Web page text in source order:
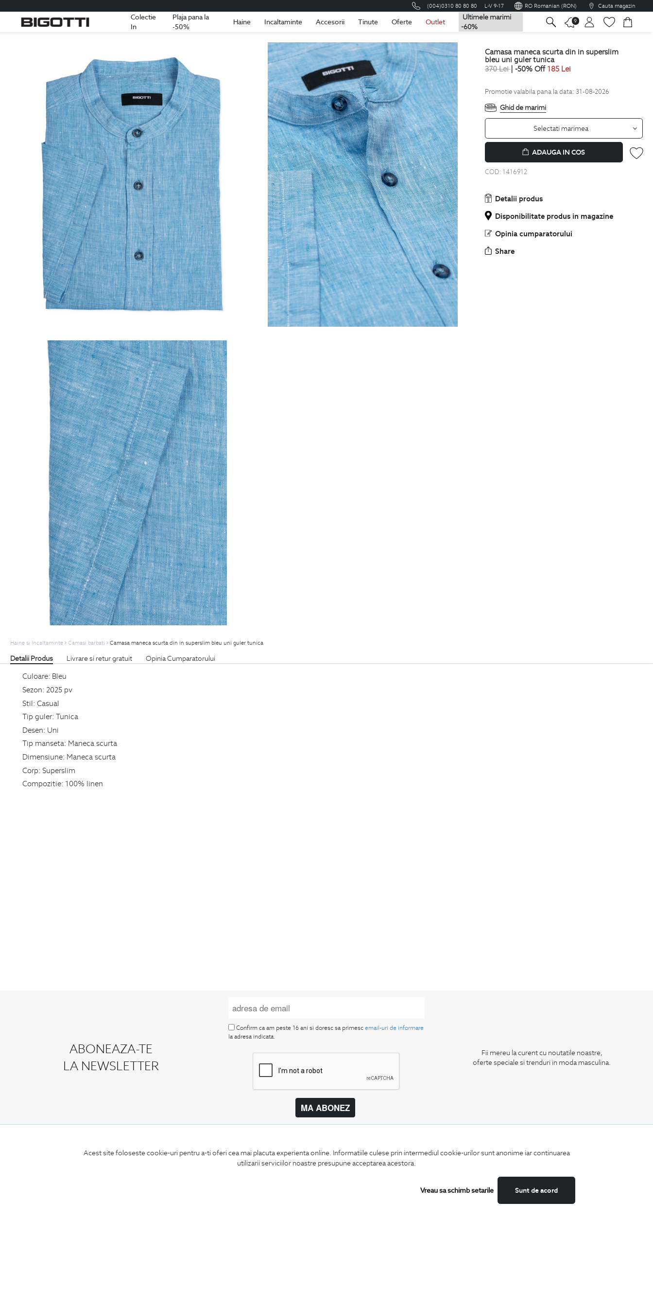
Acest site foloseste cookie-uri pentru a-ti oferi cea mai placuta experienta online. Informatiile culese prin intermediul cookie-urilor sunt anonime iar continuarea
utilizarii serviciilor noastre presupune acceptarea acestora.
Sunt de acord
Vreau sa schimb setarile
(004)0310 80 80 80 L-V 9-17 RO Romanian (RON) Cauta magazin
Colectie
In
Plaja pana la
-50%
Haine Incaltaminte Accesorii Tinute Oferte Outlet
Ultimele marimi
-60%
9
Romania Romana
camasa maneca scurta din in superslim
bleu uni guler tunica
370Lei| -50% Off 185 Lei
Promotie valabila pana la data: 31-08-2026
Ghid de marimi
Selectati marimea
ADAUGA IN COS
COD: 1416912
Detalii produs
Disponibilitate produs in magazine
Opinia cumparatorului
Share
Haine si Incaltaminte Camasi barbati Camasa maneca scurta din in superslim bleu uni guler tunica
Detalii Produs Livrare si retur gratuit Opinia Cumparatorului
Culoare: Bleu
Sezon: 2025 pv
Stil: Casual
Tip guler: Tunica
Desen: Uni
Tip manseta: Maneca scurta
Dimensiune: Maneca scurta
Corp: Superslim
Compozitie: 100% linen
ABONEAZA-TE
LA NEWSLETTER
Confirm ca am peste 16 ani si doresc sa primescemail-uri de informare
la adresa indicata.
MA ABONEZ
Fii mereu la curent cu noutatile noastre,
oferte speciale si trenduri in moda masculina.
Termeni si conditii
Contact
Magazine
Facebook
LinkedIn
Camasi
Incaltaminte
Pantaloni